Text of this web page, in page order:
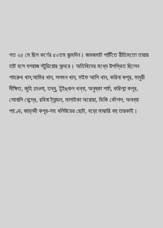
গত ২৫ মে ছিল কর্ণের ৫০তম জন্মদিন। জমজমাট পার্টিতে রীতিমতো তারার
হাট বসে যশরাজ স্টুডিয়োর অন্দরে। অতিথিদের মধ্যে উপস্থিত ছিলেন
শাহরুখ খান,আমির খান, সলমন খান, সইফ আলি খান, করিনা কপূর, মাধুরী
দীক্ষিত, জুহি চাওলা, তব্বু, টুইঙ্কল খন্না, অনুষ্কা শর্মা, করিশ্মা কপূর,
সোনালি বেন্দ্রে, রবিনা ট্যান্ডন, মালাইকা অরোরা, ভিকি কৌশল, অনন্যা
পাণ্ডে, জাহ্নবী কপূর-সহ বলিউডের ছোট, বড়ো মাঝারি বহু তারকাই।